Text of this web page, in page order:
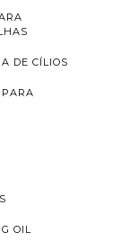
DE CÍLIOS
OIL